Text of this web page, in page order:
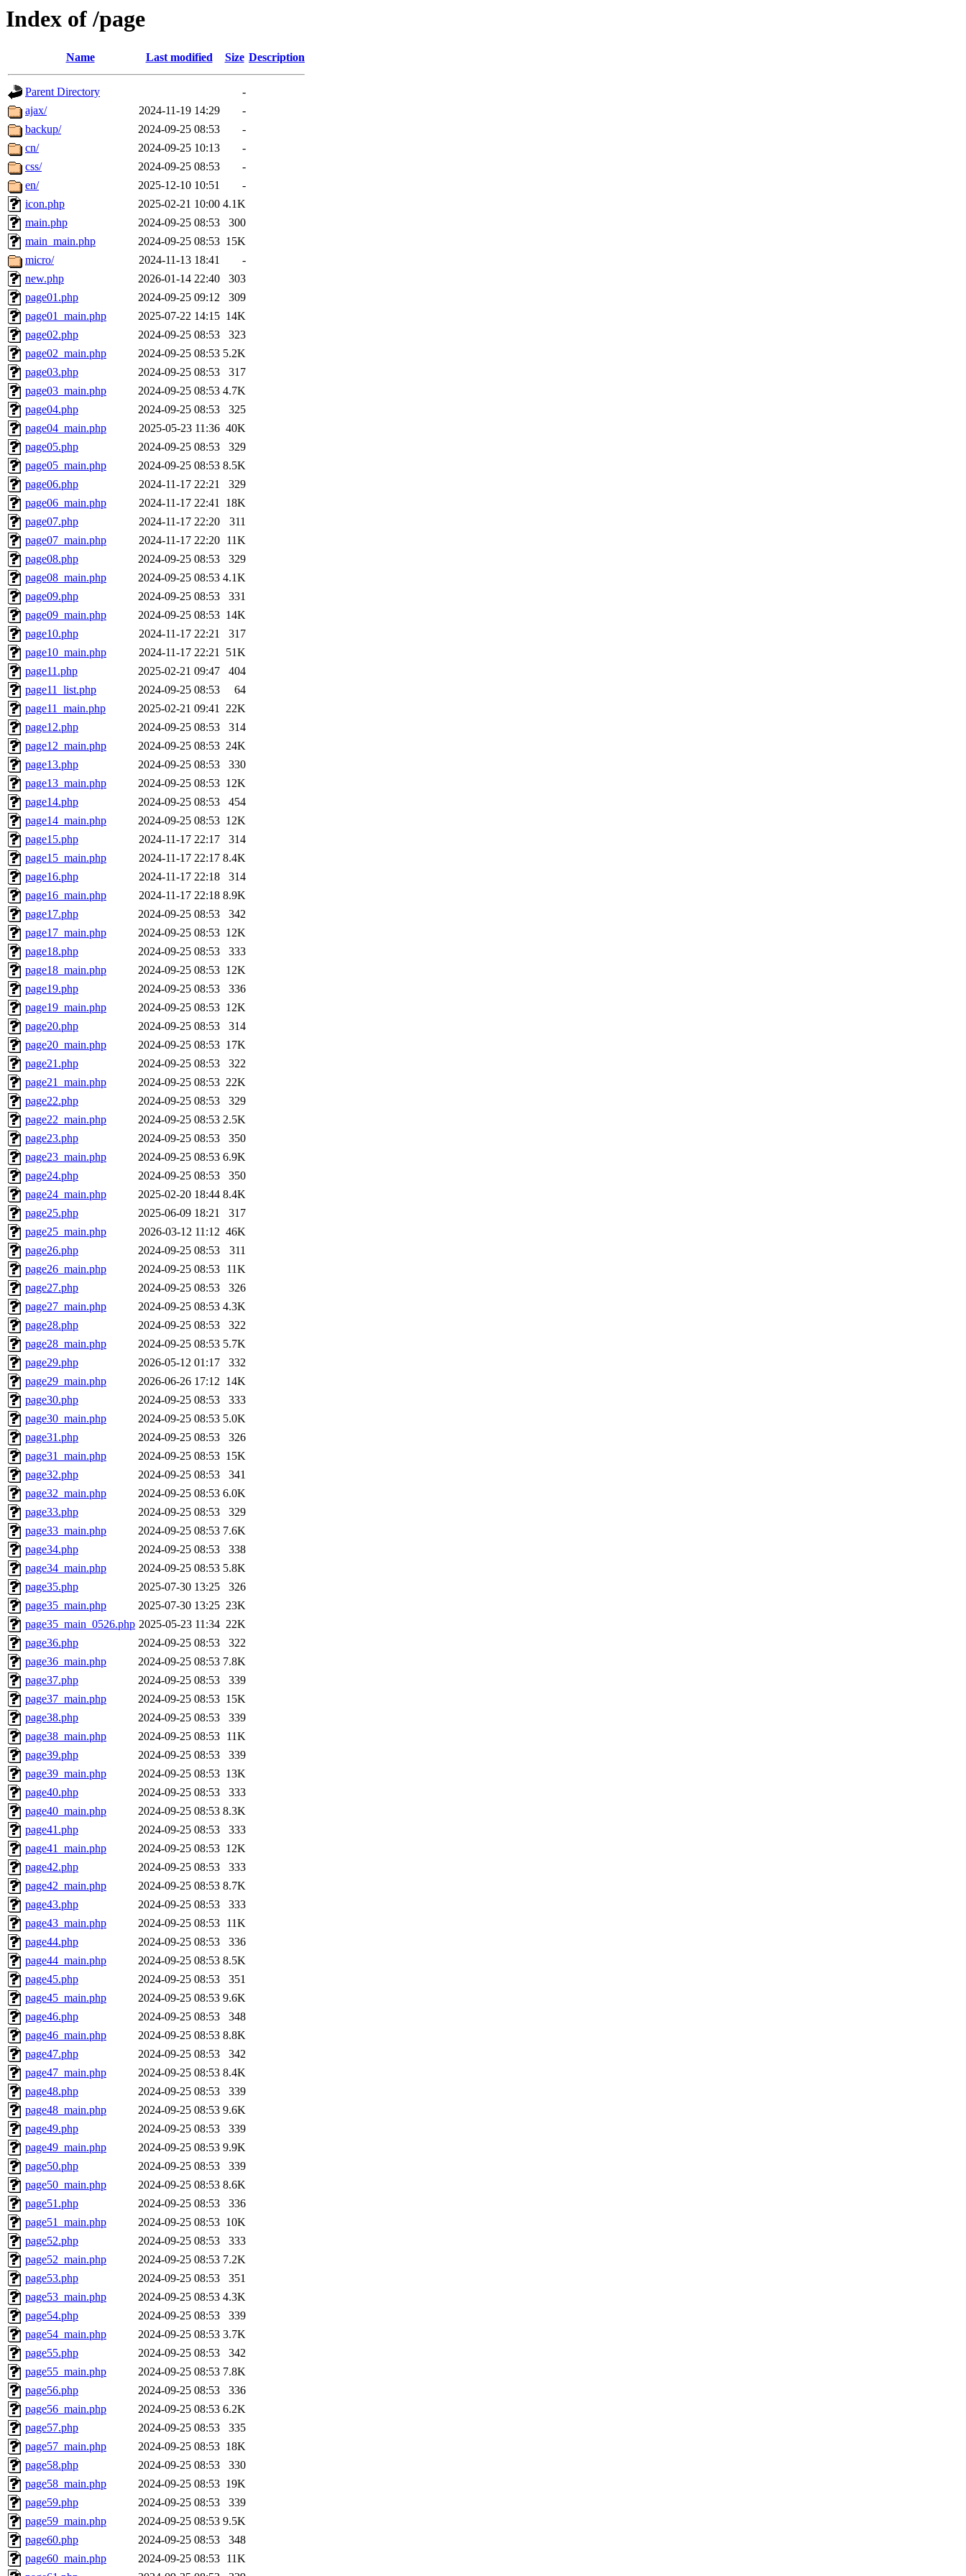
Index of /page
Name Last modified Size Description
Parent Directory
-
ajax/
2024-11-19 14:29
-
backup/
2024-09-25 08:53
-
cn/
2024-09-25 10:13
-
css/
2024-09-25 08:53
-
en/
2025-12-10 10:51
-
icon.php
2025-02-21 10:00 4.1K
main.php
2024-09-25 08:53
300
main_main.php
2024-09-25 08:53 15K
micro/
2024-11-13 18:41
-
new.php
2026-01-14 22:40
303
page01.php
2024-09-25 09:12
309
page01_main.php
2025-07-22 14:15 14K
page02.php
2024-09-25 08:53
323
page02_main.php
2024-09-25 08:53 5.2K
page03.php
2024-09-25 08:53
317
page03_main.php
2024-09-25 08:53 4.7K
page04.php
2024-09-25 08:53
325
page04_main.php
2025-05-23 11:36 40K
page05.php
2024-09-25 08:53
329
page05_main.php
2024-09-25 08:53 8.5K
page06.php
2024-11-17 22:21
329
page06_main.php
2024-11-17 22:41 18K
page07.php
2024-11-17 22:20
311
page07_main.php
2024-11-17 22:20 11K
page08.php
2024-09-25 08:53
329
page08_main.php
2024-09-25 08:53 4.1K
page09.php
2024-09-25 08:53
331
page09_main.php
2024-09-25 08:53 14K
page10.php
2024-11-17 22:21
317
page10_main.php
2024-11-17 22:21 51K
page11.php
2025-02-21 09:47
404
page11_list.php
2024-09-25 08:53
64
page11_main.php
2025-02-21 09:41 22K
page12.php
2024-09-25 08:53
314
page12_main.php
2024-09-25 08:53 24K
page13.php
2024-09-25 08:53
330
page13_main.php
2024-09-25 08:53 12K
page14.php
2024-09-25 08:53
454
page14_main.php
2024-09-25 08:53 12K
page15.php
2024-11-17 22:17
314
page15_main.php
2024-11-17 22:17 8.4K
page16.php
2024-11-17 22:18
314
page16_main.php
2024-11-17 22:18 8.9K
page17.php
2024-09-25 08:53
342
page17_main.php
2024-09-25 08:53 12K
page18.php
2024-09-25 08:53
333
page18_main.php
2024-09-25 08:53 12K
page19.php
2024-09-25 08:53
336
page19_main.php
2024-09-25 08:53 12K
page20.php
2024-09-25 08:53
314
page20_main.php
2024-09-25 08:53 17K
page21.php
2024-09-25 08:53
322
page21_main.php
2024-09-25 08:53 22K
page22.php
2024-09-25 08:53
329
page22_main.php
2024-09-25 08:53 2.5K
page23.php
2024-09-25 08:53
350
page23_main.php
2024-09-25 08:53 6.9K
page24.php
2024-09-25 08:53
350
page24_main.php
2025-02-20 18:44 8.4K
page25.php
2025-06-09 18:21
317
page25_main.php
2026-03-12 11:12 46K
page26.php
2024-09-25 08:53
311
page26_main.php
2024-09-25 08:53 11K
page27.php
2024-09-25 08:53
326
page27_main.php
2024-09-25 08:53 4.3K
page28.php
2024-09-25 08:53
322
page28_main.php
2024-09-25 08:53 5.7K
page29.php
2026-05-12 01:17
332
page29_main.php
2026-06-26 17:12 14K
page30.php
2024-09-25 08:53
333
page30_main.php
2024-09-25 08:53 5.0K
page31.php
2024-09-25 08:53
326
page31_main.php
2024-09-25 08:53 15K
page32.php
2024-09-25 08:53
341
page32_main.php
2024-09-25 08:53 6.0K
page33.php
2024-09-25 08:53
329
page33_main.php
2024-09-25 08:53 7.6K
page34.php
2024-09-25 08:53
338
page34_main.php
2024-09-25 08:53 5.8K
page35.php
2025-07-30 13:25
326
page35_main.php
2025-07-30 13:25 23K
page35_main_0526.php 2025-05-23 11:34 22K
page36.php
2024-09-25 08:53
322
page36_main.php
2024-09-25 08:53 7.8K
page37.php
2024-09-25 08:53
339
page37_main.php
2024-09-25 08:53 15K
page38.php
2024-09-25 08:53
339
page38_main.php
2024-09-25 08:53 11K
page39.php
2024-09-25 08:53
339
page39_main.php
2024-09-25 08:53 13K
page40.php
2024-09-25 08:53
333
page40_main.php
2024-09-25 08:53 8.3K
page41.php
2024-09-25 08:53
333
page41_main.php
2024-09-25 08:53 12K
page42.php
2024-09-25 08:53
333
page42_main.php
2024-09-25 08:53 8.7K
page43.php
2024-09-25 08:53
333
page43_main.php
2024-09-25 08:53 11K
page44.php
2024-09-25 08:53
336
page44_main.php
2024-09-25 08:53 8.5K
page45.php
2024-09-25 08:53
351
page45_main.php
2024-09-25 08:53 9.6K
page46.php
2024-09-25 08:53
348
page46_main.php
2024-09-25 08:53 8.8K
page47.php
2024-09-25 08:53
342
page47_main.php
2024-09-25 08:53 8.4K
page48.php
2024-09-25 08:53
339
page48_main.php
2024-09-25 08:53 9.6K
page49.php
2024-09-25 08:53
339
page49_main.php
2024-09-25 08:53 9.9K
page50.php
2024-09-25 08:53
339
page50_main.php
2024-09-25 08:53 8.6K
page51.php
2024-09-25 08:53
336
page51_main.php
2024-09-25 08:53 10K
page52.php
2024-09-25 08:53
333
page52_main.php
2024-09-25 08:53 7.2K
page53.php
2024-09-25 08:53
351
page53_main.php
2024-09-25 08:53 4.3K
page54.php
2024-09-25 08:53
339
page54_main.php
2024-09-25 08:53 3.7K
page55.php
2024-09-25 08:53
342
page55_main.php
2024-09-25 08:53 7.8K
page56.php
2024-09-25 08:53
336
page56_main.php
2024-09-25 08:53 6.2K
page57.php
2024-09-25 08:53
335
page57_main.php
2024-09-25 08:53 18K
page58.php
2024-09-25 08:53
330
page58_main.php
2024-09-25 08:53 19K
page59.php
2024-09-25 08:53
339
page59_main.php
2024-09-25 08:53 9.5K
page60.php
2024-09-25 08:53
348
page60_main.php
2024-09-25 08:53 11K